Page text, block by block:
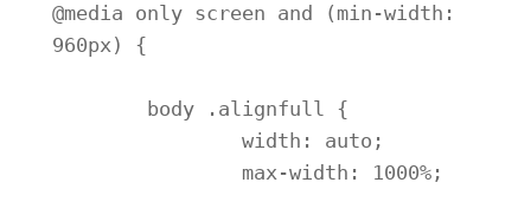
@media only screen and (min-width:
960px) {
		width: auto;